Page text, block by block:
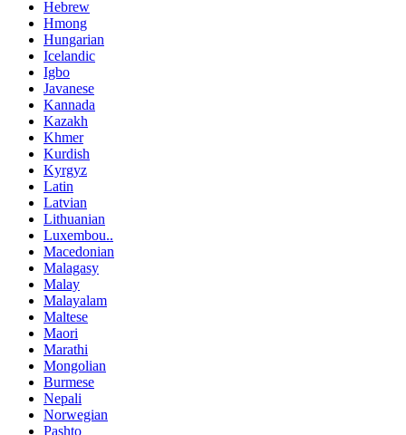
Hebrew
Hmong
Hungarian
Icelandic
Igbo
Javanese
Kannada
Kazakh
Khmer
Kurdish
Kyrgyz
Latin
Latvian
Lithuanian
Luxembou..
Macedonian
Malagasy
Malay
Malayalam
Maltese
Maori
Marathi
Mongolian
Burmese
Nepali
Norwegian
Pashto